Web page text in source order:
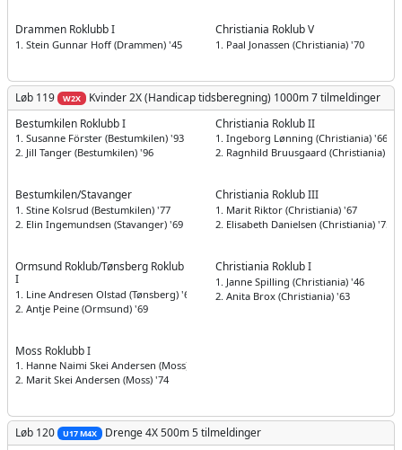
Drammen Roklubb I
1. Stein Gunnar Hoff (Drammen) '45
Christiania Roklub V
1. Paal Jonassen (Christiania) '70
Løb 119 W2X Kvinder2X (Handicap tidsberegning) 1000m7 tilmeldinger
Bestumkilen Roklubb I
1. Susanne Förster (Bestumkilen) '93
2. Jill Tanger (Bestumkilen) '96
Christiania Roklub II
1. Ingeborg Lønning (Christiania) '66
2. Ragnhild Bruusgaard (Christiania) '61
Bestumkilen/Stavanger
1. Stine Kolsrud (Bestumkilen) '77
2. Elin Ingemundsen (Stavanger) '69
Christiania Roklub III
1. Marit Riktor (Christiania) '67
2. Elisabeth Danielsen (Christiania) '75
Ormsund Roklub/Tønsberg Roklub
I
1. Line Andresen Olstad (Tønsberg) '69
2. Antje Peine (Ormsund) '69
Christiania Roklub I
1. Janne Spilling (Christiania) '46
2. Anita Brox (Christiania) '63
Moss Roklubb I
1. Hanne Naimi Skei Andersen (Moss) '70
2. Marit Skei Andersen (Moss) '74
Løb 120 U17 M4X Drenge4X 500m5 tilmeldinger